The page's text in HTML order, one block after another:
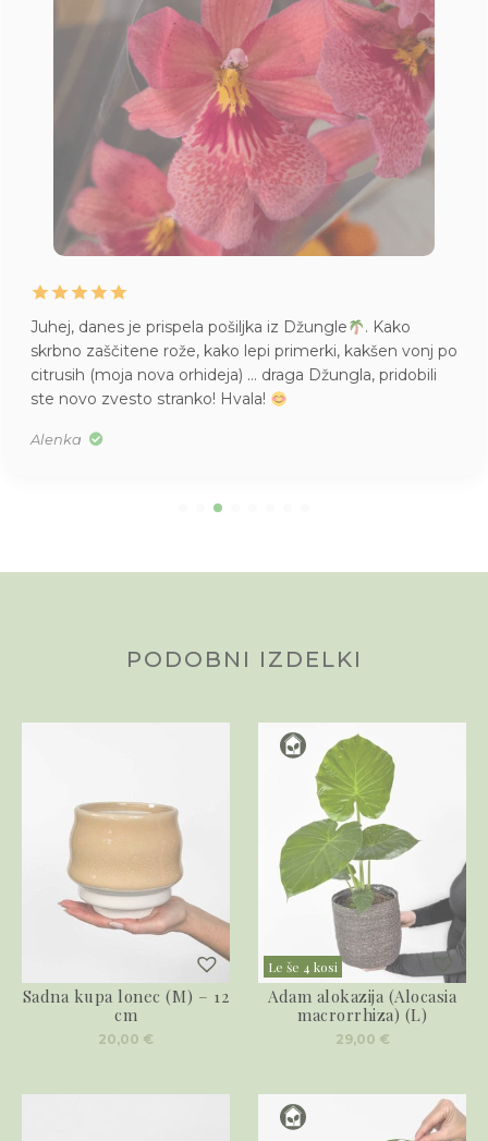
Življenje mame Pileje, kupljene v Džungli. Mladičke
imam pa tudi vsepovsod
Mislim, da sem jo lani kupila,
v S velikosti. Res je bila majhna.
Tea
PODOBNI IZDELKI
Sadna kupa lonec (M) – 12
cm
20,00 €
Le še 4 kosi
Adam alokazija (Alocasia
macrorrhiza) (L)
29,00 €